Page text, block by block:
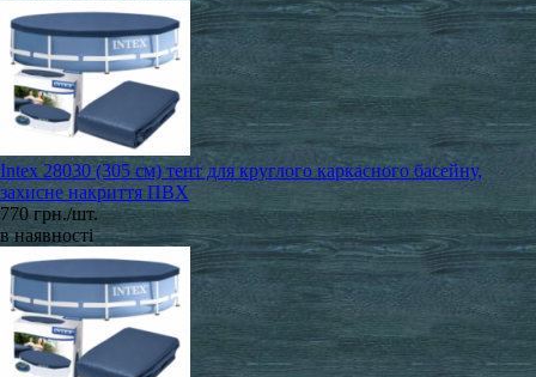
Intex 28030 (305 см) тент для круглого каркасного басейну,
захисне накриття ПВХ
770 грн./шт.
в наявності